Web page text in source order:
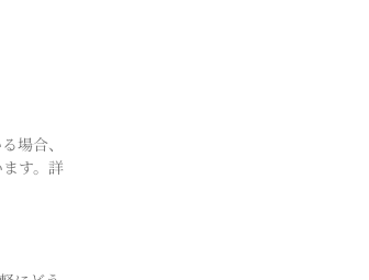
場合、
す。詳